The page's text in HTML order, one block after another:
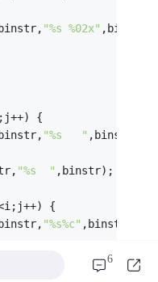
"%s %02x"
{
"%s   " ,binstr);
"%s  " ,binstr);
{
"%s%c" ,binstr,(
6